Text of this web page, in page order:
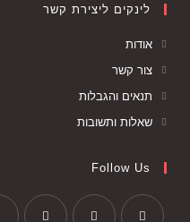
לינקים ליצירת קשר
אודות
צור קשר
תנאים והגבלות
שאלות ותשובות
Follow Us